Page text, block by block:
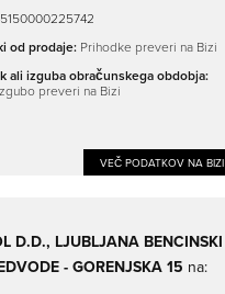
od prodaje: Prihodke preveri na Bizi
ali izguba obračunskega obdobja:
preveri na Bizi
VEČ PODATKOV NA BIZI
D.D., LJUBLJANA BENCINSKI
- GORENJSKA 15 na: